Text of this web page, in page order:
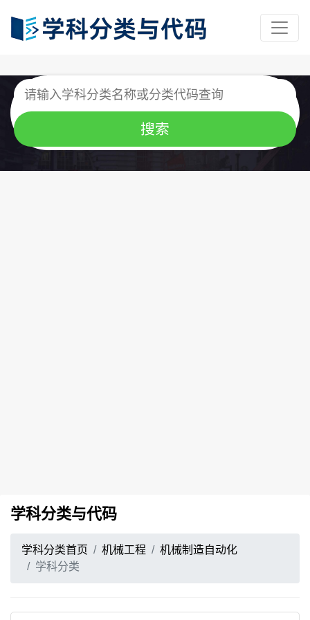
学科分类与代码
学科分类首页 机械工程
机械制造自动化
学科分类